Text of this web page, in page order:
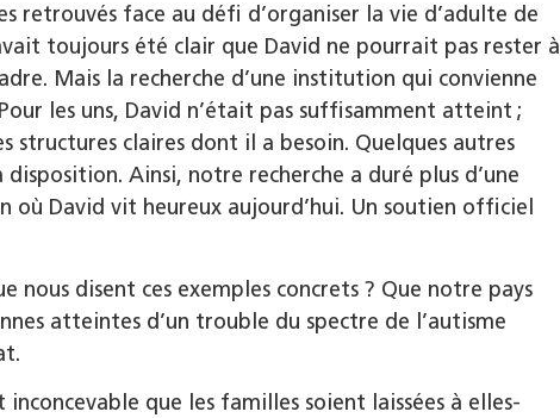
retrouvés face au défi d’organiser la vie d’adulte de
toujours été clair que David ne pourrait pas rester à
Mais la recherche d’une institution qui convienne
les uns, David n’était pas suffisamment atteint ;
structures claires dont il a besoin. Quelques autres
Ainsi, notre recherche a duré plus d’une
où David vit heureux aujourd’hui. Un soutien officiel
nous disent ces exemples concrets ? Que notre pays
atteintes d’un trouble du spectre de l’autisme
que les familles soient laissées à elles-